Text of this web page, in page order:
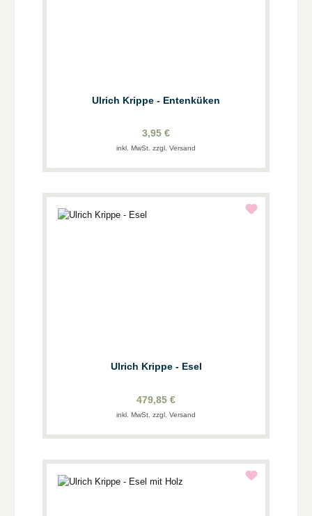
Ulrich Krippe - Entenküken
3,95 €
inkl. MwSt. zzgl. Versand
Ulrich Krippe - Esel
479,85 €
inkl. MwSt. zzgl. Versand